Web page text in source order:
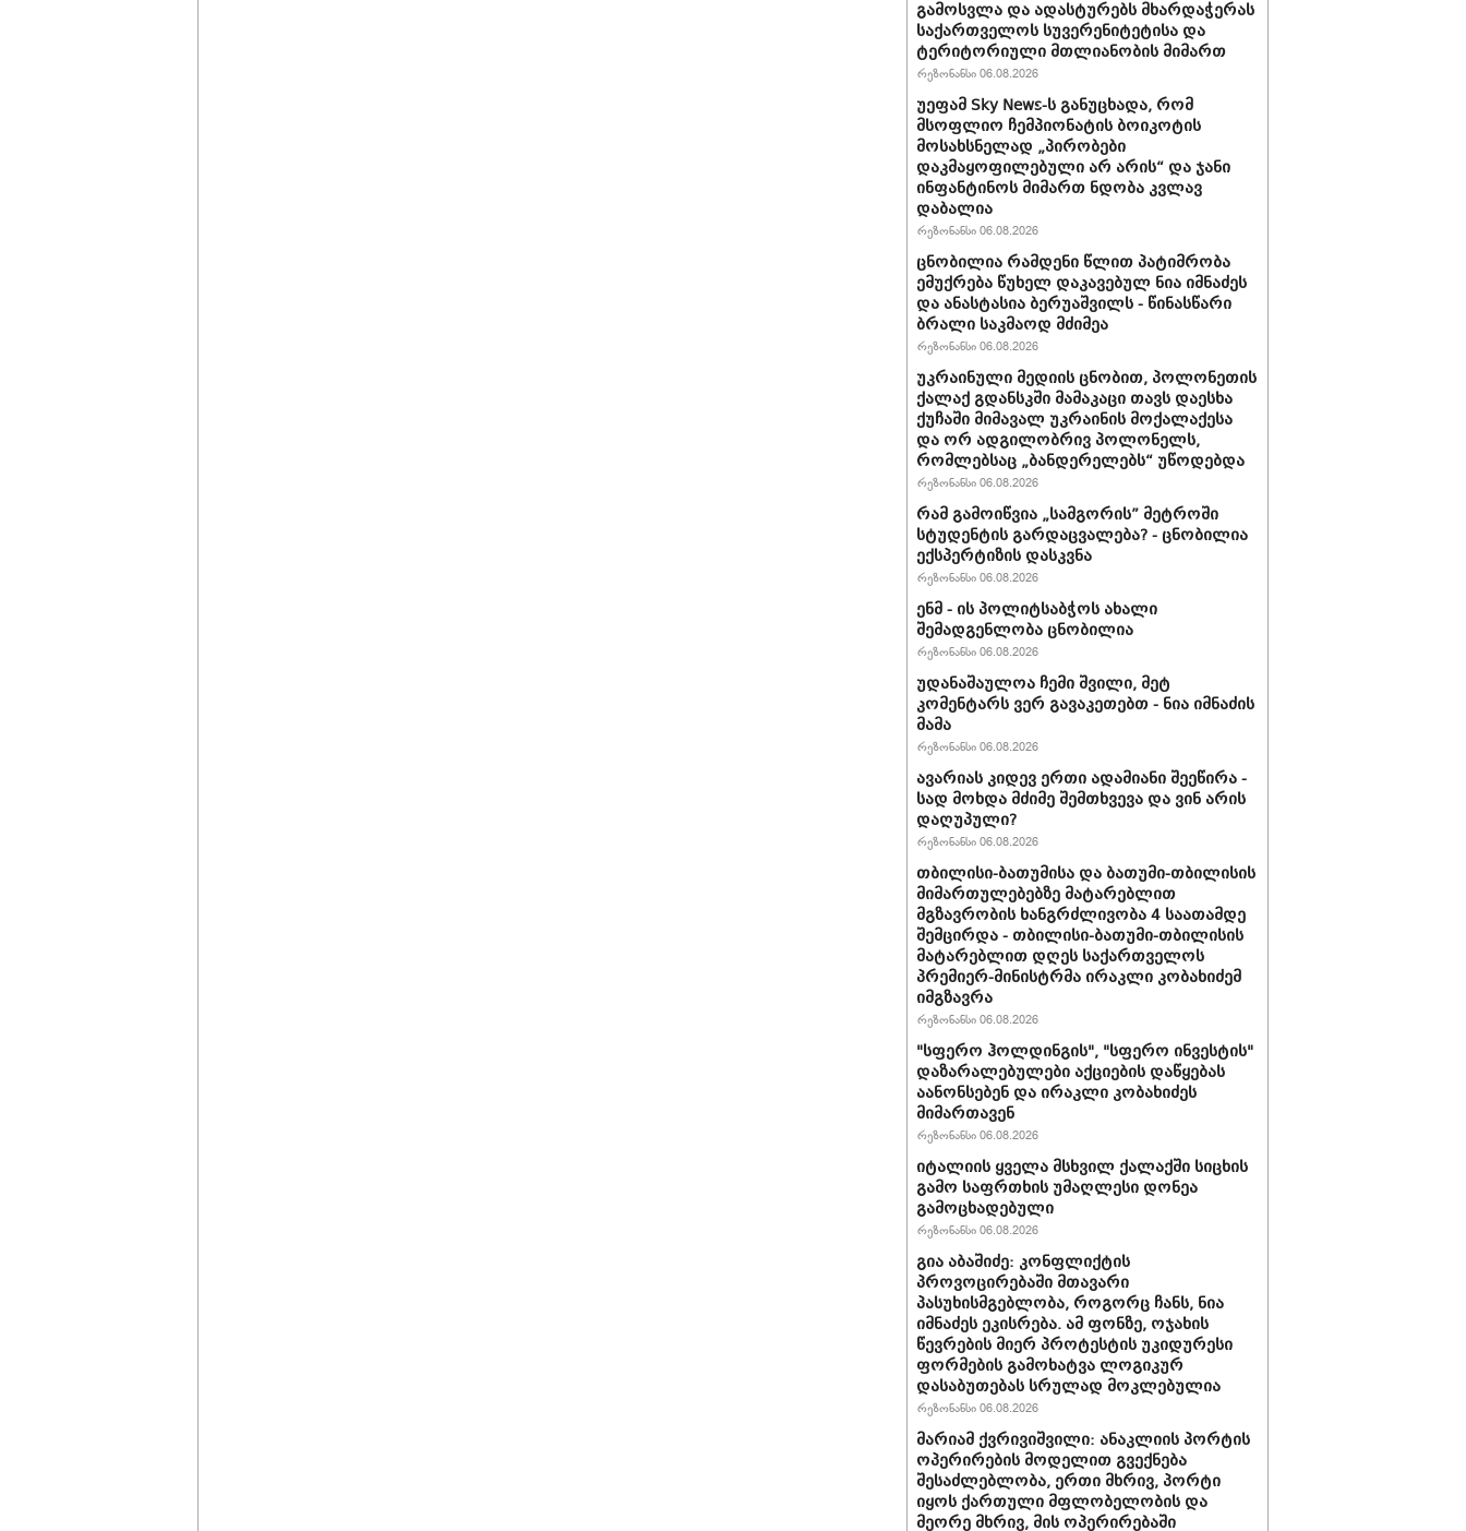
გამოსვლა და ადასტურებს მხარდაჭერას
საქართველოს სუვერენიტეტისა და
ტერიტორიული მთლიანობის მიმართ
რეზონანსი 06.08.2026
უეფამ Sky News-ს განუცხადა, რომ
მსოფლიო ჩემპიონატის ბოიკოტის
მოსახსნელად „პირობები
დაკმაყოფილებული არ არის“ და ჯანი
ინფანტინოს მიმართ ნდობა კვლავ
დაბალია
რეზონანსი 06.08.2026
ცნობილია რამდენი წლით პატიმრობა
ემუქრება წუხელ დაკავებულ ნია იმნაძეს
და ანასტასია ბერუაშვილს - წინასწარი
ბრალი საკმაოდ მძიმეა
რეზონანსი 06.08.2026
უკრაინული მედიის ცნობით, პოლონეთის
ქალაქ გდანსკში მამაკაცი თავს დაესხა
ქუჩაში მიმავალ უკრაინის მოქალაქესა
და ორ ადგილობრივ პოლონელს,
რომლებსაც „ბანდერელებს“ უწოდებდა
რეზონანსი 06.08.2026
რამ გამოიწვია „სამგორის” მეტროში
სტუდენტის გარდაცვალება? - ცნობილია
ექსპერტიზის დასკვნა
რეზონანსი 06.08.2026
ენმ - ის პოლიტსაბჭოს ახალი
შემადგენლობა ცნობილია
რეზონანსი 06.08.2026
უდანაშაულოა ჩემი შვილი, მეტ
კომენტარს ვერ გავაკეთებთ - ნია იმნაძის
მამა
რეზონანსი 06.08.2026
ავარიას კიდევ ერთი ადამიანი შეეწირა -
სად მოხდა მძიმე შემთხვევა და ვინ არის
დაღუპული?
რეზონანსი 06.08.2026
თბილისი-ბათუმისა და ბათუმი-თბილისის
მიმართულებებზე მატარებლით
მგზავრობის ხანგრძლივობა 4 საათამდე
შემცირდა - თბილისი-ბათუმი-თბილისის
მატარებლით დღეს საქართველოს
პრემიერ-მინისტრმა ირაკლი კობახიძემ
იმგზავრა
რეზონანსი 06.08.2026
"სფერო ჰოლდინგის", "სფერო ინვესტის"
დაზარალებულები აქციების დაწყებას
აანონსებენ და ირაკლი კობახიძეს
მიმართავენ
რეზონანსი 06.08.2026
იტალიის ყველა მსხვილ ქალაქში სიცხის
გამო საფრთხის უმაღლესი დონეა
გამოცხადებული
რეზონანსი 06.08.2026
გია აბაშიძე: კონფლიქტის
პროვოცირებაში მთავარი
პასუხისმგებლობა, როგორც ჩანს, ნია
იმნაძეს ეკისრება. ამ ფონზე, ოჯახის
წევრების მიერ პროტესტის უკიდურესი
ფორმების გამოხატვა ლოგიკურ
დასაბუთებას სრულად მოკლებულია
რეზონანსი 06.08.2026
მარიამ ქვრივიშვილი: ანაკლიის პორტის
ოპერირების მოდელით გვექნება
შესაძლებლობა, ერთი მხრივ, პორტი
იყოს ქართული მფლობელობის და
მეორე მხრივ, მის ოპერირებაში